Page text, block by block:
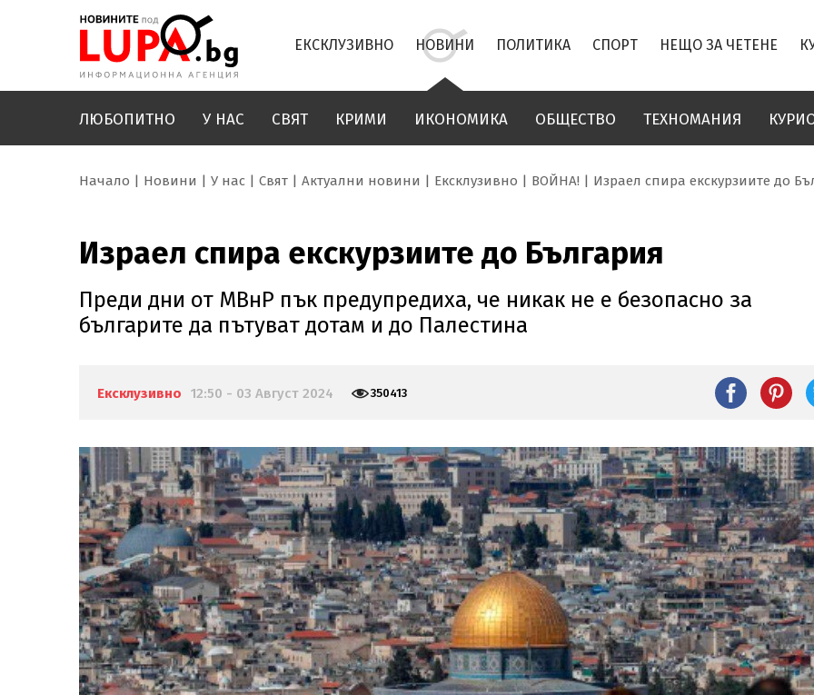
ЕКСКЛУЗИВНО НОВИНИ ПОЛИТИКА СПОРТ НЕЩО ЗА ЧЕТЕНЕ
ЛЮБОПИТНО У НАС СВЯТ КРИМИ ИКОНОМИКА ОБЩЕСТВО ТЕХНОМАНИЯ
Начало Новини У нас Свят Актуални новини Ексклузивно ВОЙНА! Израел спира екскурзиите до
Израел спира екскурзиите до България
Преди дни от МВнР пък предупредиха, че никак не е безопасно за
българите да пътуват дотам и до Палестина
Ексклузивно 12:50 - 03 Август 2024 350413